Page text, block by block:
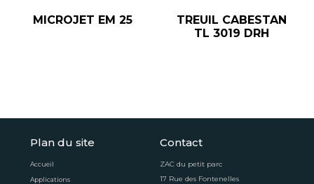
MICROJET EM 25
TREUIL CABESTAN
TL 3019 DRH
Plan du site
Accueil
Applications
Contact
ZAC du petit parc
17 Rue des Fontenelles